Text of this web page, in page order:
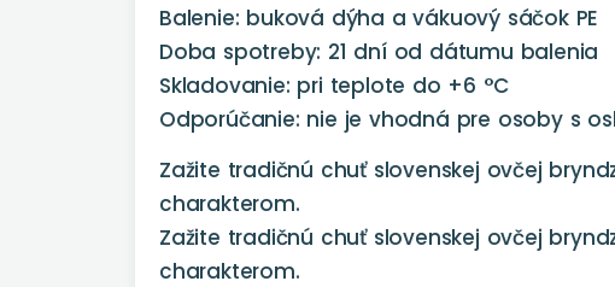
Balenie: buková dýha a vákuový sáčok PE
Doba spotreby: 21 dní od dátumu balenia
Skladovanie: pri teplote do +6 °C
Odporúčanie: nie je vhodná pre osoby s
Zažite tradičnú chuť slovenskej ovčej
charakterom.
Zažite tradičnú chuť slovenskej ovčej
charakterom.